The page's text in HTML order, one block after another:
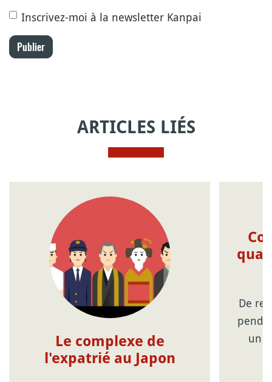
Inscrivez-moi à la newsletter Kanpai
Publier
ARTICLES LIÉS
Le complexe de
l'expatrié au Japon
De
un